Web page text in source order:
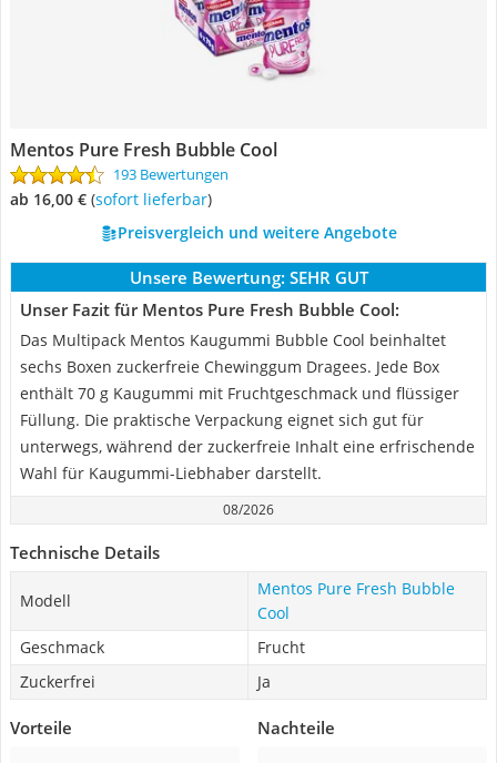
Mentos Pure Fresh Bubble Cool
193 Bewertungen
ab 16,00 € ( Sofort lieferbar)
Preisvergleich und weitere Angebote
Unsere Bewertung: SEHR GUT
Unser Fazit für Mentos Pure Fresh Bubble Cool:
Das Multipack Mentos Kaugummi Bubble Cool beinhaltet
sechs Boxen zuckerfreie Chewinggum Dragees. Jede Box
enthält 70 g Kaugummi mit Fruchtgeschmack und flüssiger
Füllung. Die praktische Verpackung eignet sich gut für
unterwegs, während der zuckerfreie Inhalt eine erfrischende
Wahl für Kaugummi-Liebhaber darstellt.
08/2026
Technische Details
Modell
Mentos Pure Fresh Bubble
Cool
Geschmack
Frucht
Zuckerfrei
Ja
Vorteile Nachteile